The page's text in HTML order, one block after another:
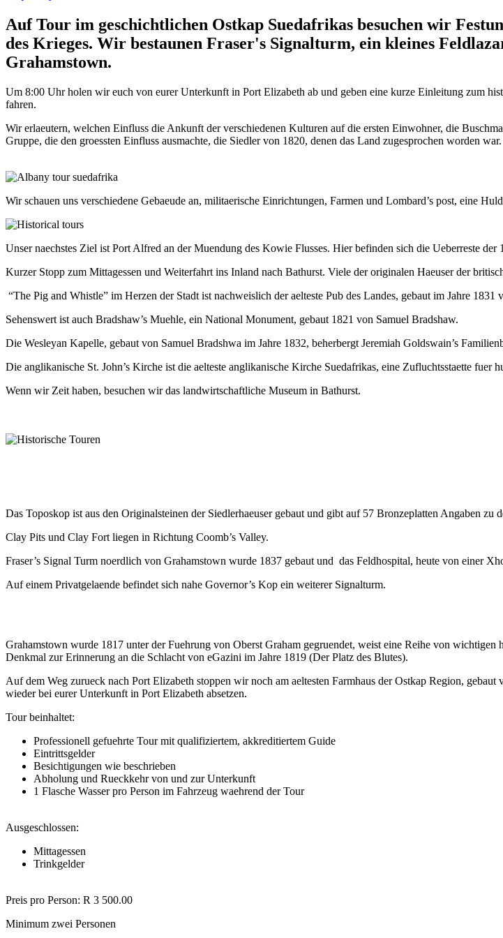
Auf Tour im geschichtlichen Ostkap Suedafrikas besuchen wir
des Krieges. Wir bestaunen Fraser's Signalturm, ein kleines
Grahamstown.
Um 8:00 Uhr holen wir euch von eurer Unterkunft in Port Elizabeth ab und geben eine kurze Einleitung zum
fahren.
Wir erlaeutern, welchen Einfluss die Ankunft der verschiedenen Kulturen auf die ersten Einwohner, die
Gruppe, die den groessten Einfluss ausmachte, die Siedler von 1820, denen das Land zugesprochen worden war.
Wir schauen uns verschiedene Gebaeude an, militaerische Einrichtungen, Farmen und Lombard’s post, eine
Unser naechstes Ziel ist Port Alfred an der Muendung des Kowie Flusses. Hier befinden sich die Ueberreste der
Kurzer Stopp zum Mittagessen und Weiterfahrt ins Inland nach Bathurst. Viele der originalen Haeuser der
“The Pig and Whistle” im Herzen der Stadt ist nachweislich der aelteste Pub des Landes, gebaut im Jahre
Sehenswert ist auch Bradshaw’s Muehle, ein National Monument, gebaut 1821 von Samuel Bradshaw.
Die Wesleyan Kapelle, gebaut von Samuel Bradshwa im Jahre 1832, beherbergt Jeremiah Goldswain’s
Die anglikanische St. John’s Kirche ist die aelteste anglikanische Kirche Suedafrikas, eine Zufluchtsstaette
Wenn wir Zeit haben, besuchen wir das landwirtschaftliche Museum in Bathurst.
Das Toposkop ist aus den Originalsteinen der Siedlerhaeuser gebaut und gibt auf 57 Bronzeplatten Angaben zu
Clay Pits und Clay Fort liegen in Richtung Coomb’s Valley.
Fraser’s Signal Turm noerdlich von Grahamstown wurde 1837 gebaut und das Feldhospital, heute von einer
Auf einem Privatgelaende befindet sich nahe Governor’s Kop ein weiterer Signalturm.
Grahamstown wurde 1817 unter der Fuehrung von Oberst Graham gegruendet, weist eine Reihe von
Denkmal zur Erinnerung an die Schlacht von eGazini im Jahre 1819 (Der Platz des Blutes).
Auf dem Weg zurueck nach Port Elizabeth stoppen wir noch am aeltesten Farmhaus der Ostkap Region,
wieder bei eurer Unterkunft in Port Elizabeth absetzen.
Tour beinhaltet:
Professionell gefuehrte Tour mit qualifiziertem, akkreditiertem Guide
Eintrittsgelder
Besichtigungen wie beschrieben
Abholung und Rueckkehr von und zur Unterkunft
1 Flasche Wasser pro Person im Fahrzeug waehrend der Tour
Ausgeschlossen:
Mittagessen
Trinkgelder
Preis pro Person: R 3 500.00
Minimum zwei Personen